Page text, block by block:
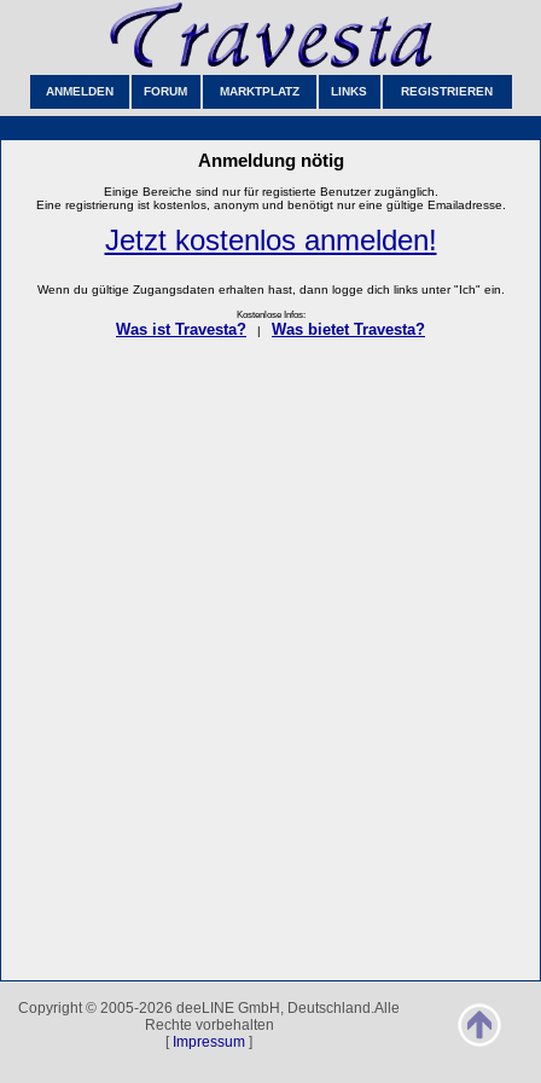
ANMELDEN FORUM MARKTPLATZ LINKS REGISTRIEREN
Anmeldung nötig
Einige Bereiche sind nur für registierte Benutzer zugänglich.
Eine registrierung ist kostenlos, anonym und benötigt nur eine gültige Emailadresse.
Jetzt kostenlos anmelden!
Wenn du gültige Zugangsdaten erhalten hast, dann logge dich links unter "Ich" ein.
Kostenlose Infos:
Was ist Travesta? Was bietet Travesta?
Copyright © 2005-2026 deeLINE GmbH, Deutschland.Alle
Rechte vorbehalten
[ Impressum ]